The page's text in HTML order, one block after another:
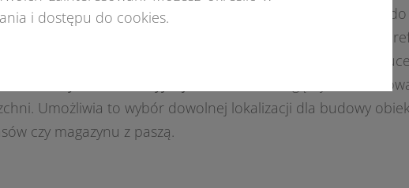
inwentarskich. Możliwość dostosowania projektu obory
rolnego sprawia, że w zależności od indywidualnych
.
, które mogą być
Umożliwia to wybór dowolnej lokalizacji dla budowy
czy magazynu z paszą.
i dostępu do cookies.